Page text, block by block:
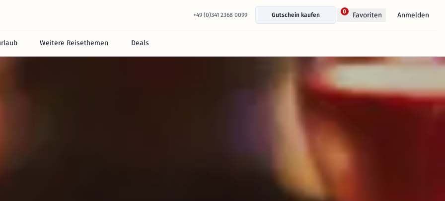
+49 (0)341 2368 0099 Gutschein kaufen
0 Favoriten Anmelden
Weitere Reisethemen Deals